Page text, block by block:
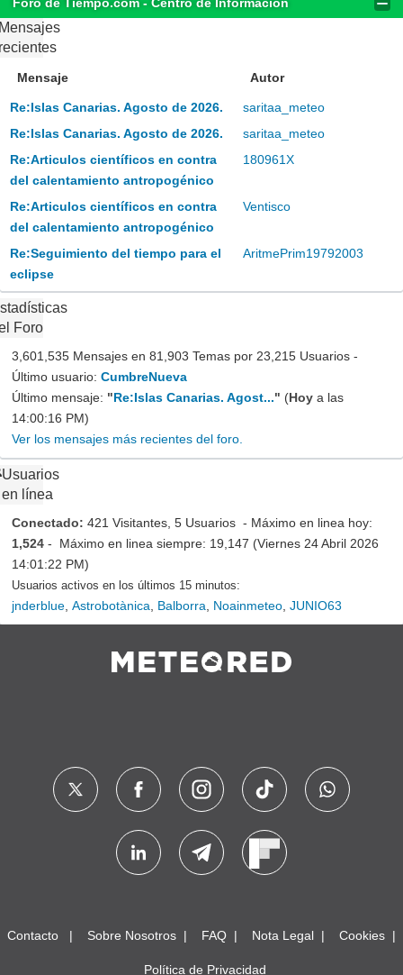
Foro de Tiempo.com - Centro de Información
Mensaje Autor
Re:Islas Canarias. Agosto de 2026.
saritaa_meteo
Re:Islas Canarias. Agosto de 2026.
saritaa_meteo
Re:Articulos científicos en contra
del calentamiento antropogénico
180961X
Re:Articulos científicos en contra
del calentamiento antropogénico
Ventisco
Re:Seguimiento del tiempo para el
eclipse
AritmePrim19792003
Foro
3,601,535 Mensajes en 81,903 Temas por 23,215 Usuarios -
Último usuario: CumbreNueva
Último mensaje: "Re:Islas Canarias. Agost..." (Hoy a las
14:00:16 PM)
Ver los mensajes más recientes del foro.
Usuarios
en línea
Conectado: 421 Visitantes, 5 Usuarios - Máximo en linea hoy:
1,524 - Máximo en linea siempre: 19,147 (Viernes 24 Abril 2026
14:01:22 PM)
Usuarios activos en los últimos 15 minutos:
jnderblue Astrobotànica Balborra Noainmeteo JUNIO63
Contacto Sobre Nosotros FAQ Nota Legal Cookies
Política de Privacidad